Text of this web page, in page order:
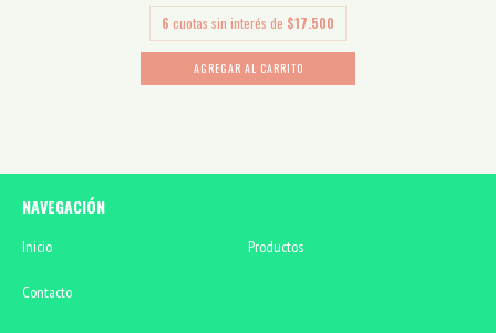
6 cuotas sin interés de $17.500
AGREGAR AL CARRITO
NAVEGACIÓN
Inicio Productos
Contacto